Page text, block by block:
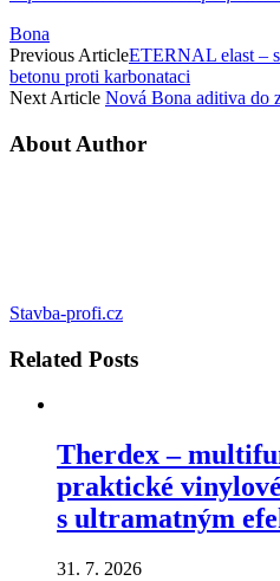
Bona
Previous ArticleETERNAL elast –
betonu proti karbonataci
Next Article Nová Bona aditiva do
About Author
Stavba-profi.cz
Related Posts
Therdex –
praktické
s ultramatným
31. 7. 2026